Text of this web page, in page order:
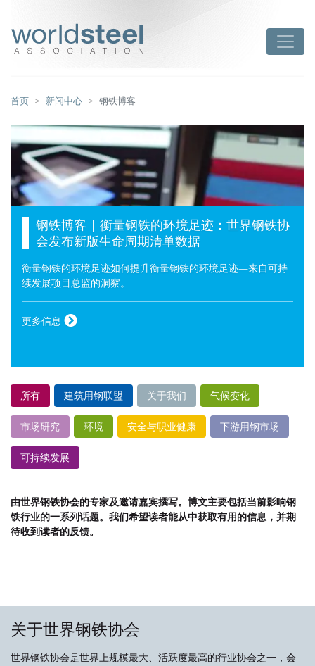
首页 新闻中心 钢铁博客
钢铁博客 | 衡量钢铁的环境足迹：世界钢铁协
会发布新版生命周期清单数据
衡量钢铁的环境足迹如何提升衡量钢铁的环境足迹—来自可持
续发展项目总监的洞察。
更多信息
所有 建筑用钢联盟 关于我们 气候变化
市场研究 环境 安全与职业健康 下游用钢市场
可持续发展
由世界钢铁协会的专家及邀请嘉宾撰写。博文主要包括当前影响钢
铁行业的一系列话题。我们希望读者能从中获取有用的信息，并期
待收到读者的反馈。
关于世界钢铁协会
世界钢铁协会是世界上规模最大、活跃度最高的行业协会之一，会